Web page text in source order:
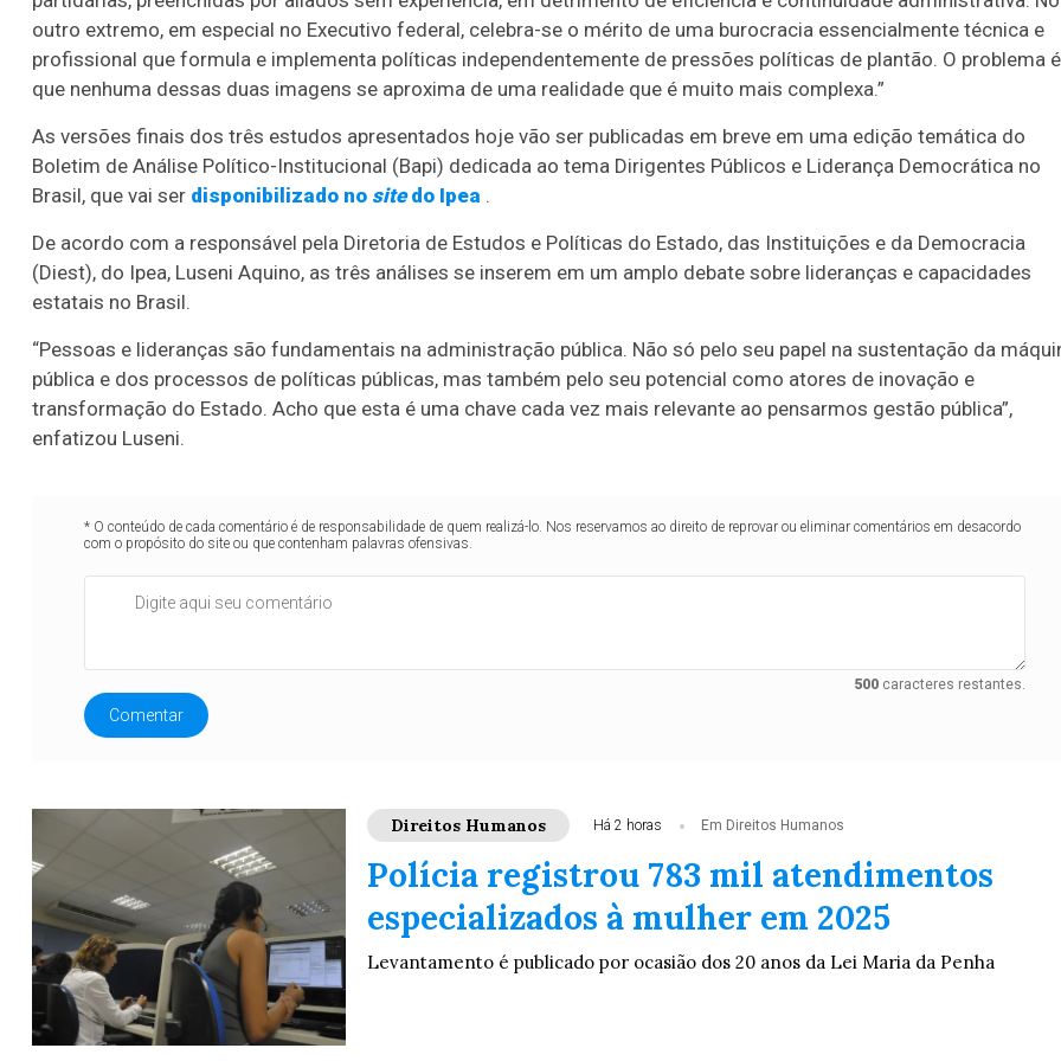
outro extremo, em especial no Executivo federal, celebra-se o mérito de uma burocracia essencialmente técnica e
profissional que formula e implementa políticas independentemente de pressões políticas de plantão. O problema é
que nenhuma dessas duas imagens se aproxima de uma realidade que é muito mais complexa.”
As versões finais dos três estudos apresentados hoje vão ser publicadas em breve em uma edição temática do
Boletim de Análise Político-Institucional (Bapi) dedicada ao tema Dirigentes Públicos e Liderança Democrática no
Brasil, que vai ser disponibilizado no sitedo Ipea .
De acordo com a responsável pela Diretoria de Estudos e Políticas do Estado, das Instituições e da Democracia
(Diest), do Ipea, Luseni Aquino, as três análises se inserem em um amplo debate sobre lideranças e capacidades
estatais no Brasil.
“Pessoas e lideranças são fundamentais na administração pública. Não só pelo seu papel na sustentação da
pública e dos processos de políticas públicas, mas também pelo seu potencial como atores de inovação e
transformação do Estado. Acho que esta é uma chave cada vez mais relevante ao pensarmos gestão pública”,
enfatizou Luseni.
* O conteúdo de cada comentário é de responsabilidade de quem realizá-lo. Nos reservamos ao direito de reprovar ou eliminar comentários em desacordo
com o propósito do site ou que contenham palavras ofensivas.
500caracteres restantes.
Comentar
Direitos Humanos Há 2 horas Em Direitos Humanos
Polícia registrou 783 mil atendimentos
especializados à mulher em 2025
Levantamento é publicado por ocasião dos 20 anos da Lei Maria da Penha